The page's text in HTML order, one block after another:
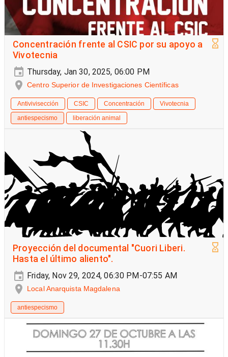
Concentración frente al CSIC por su apoyo a
Vivotecnia
Thursday, Jan 30, 2025, 06:00 PM
Centro Superior de Investigaciones Científicas
Antivivisección CSIC Concentración
Vivotecnia
antiespecismo
liberación animal
Proyección del documental "Cuori Liberi.
Hasta el último aliento".
Friday, Nov 29, 2024, 06:30 PM-07:55 AM
Local Anarquista Magdalena
antiespecismo